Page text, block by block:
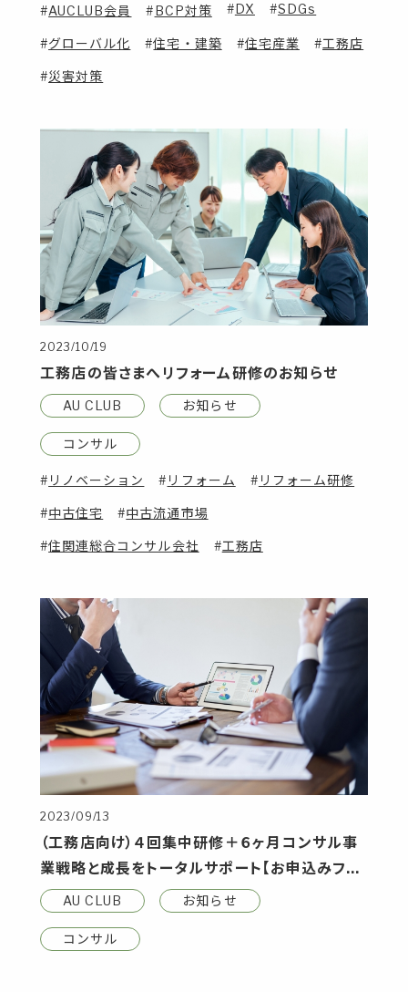
AUCLUB会員 BCP対策 DX SDGs
グローバル化 住宅・建築 住宅産業 工務店
災害対策
2023/10/19
工務店の皆さまへリフォーム研修のお知らせ
AU CLUB お知らせ
コンサル
リノベーション リフォーム リフォーム研修
中古住宅 中古流通市場
住関連総合コンサル会社 工務店
2023/09/13
（工務店向け）４回集中研修＋６ヶ月コンサル事
業戦略と成長をトータルサポート【お申込みフォ
ーム】AU CLUB お知らせ
コンサル